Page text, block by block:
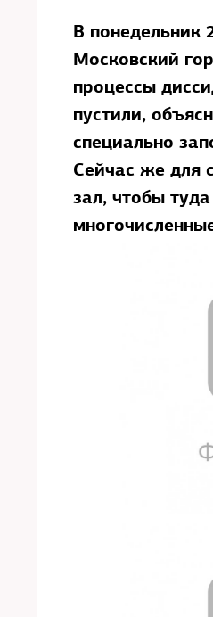
В понедельник
Московский
процессы
пустили,
специально
Сейчас же для
зал, чтобы